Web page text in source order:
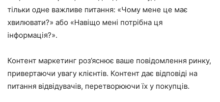
тільки одне важливе питання: «Чому мене це має
хвилювати?» або «Навіщо мені потрібна ця
інформація?».
Контент маркетинг роз’яснює ваше повідомлення ринку,
привертаючи увагу клієнтів. Контент дає відповіді на
питання відвідувачів, перетворюючи їх у покупців.